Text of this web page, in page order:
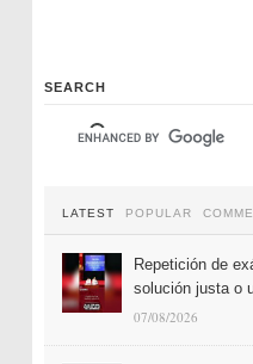
SEARCH
LATEST POPULAR
Repetición de
solución justa o
07/08/2026